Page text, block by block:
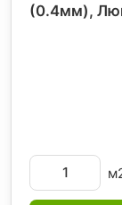
(0.4мм),